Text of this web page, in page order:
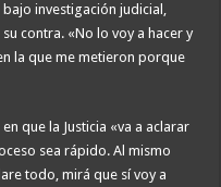
investigación judicial,
contra. «No lo voy a hacer y
la que me metieron porque
que la Justicia «va a aclarar
sea rápido. Al mismo
todo, mirá que sí voy a